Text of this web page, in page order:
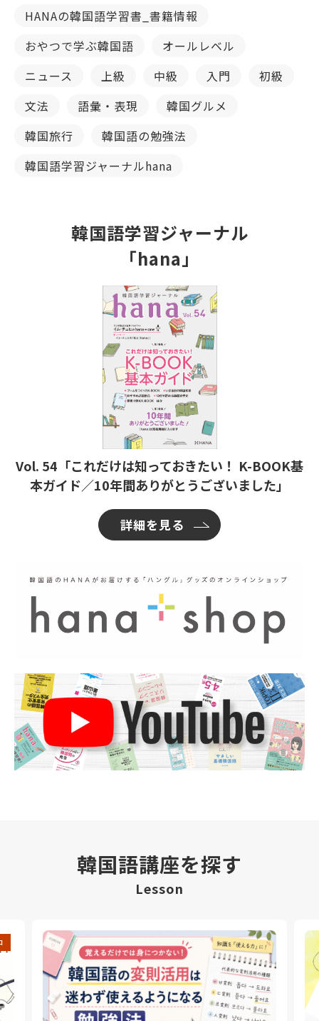
HANAの韓国語学習書_書籍情報
おやつで学ぶ韓国語
オールレベル
ニュース
上級 中級 入門
初級
文法
語彙・表現
韓国グルメ
韓国旅行
韓国語の勉強法
韓国語学習ジャーナルhana
韓国語学習ジャーナル
「hana」
Vol. 54「これだけは知っておきたい！ K-BOOK基
本ガイド／10年間ありがとうございました」
詳細を見る
韓国語講座を探す
Lesson